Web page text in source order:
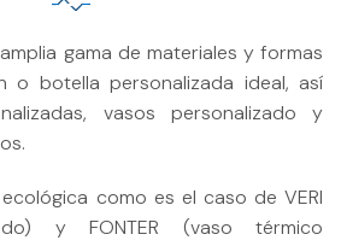
gama de materiales y formas
o botella personalizada ideal, así
vasos personalizado y
como es el caso de VERI
y FONTER (vaso térmico